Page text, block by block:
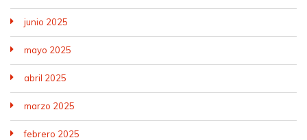
junio 2025
mayo 2025
abril 2025
marzo 2025
febrero 2025